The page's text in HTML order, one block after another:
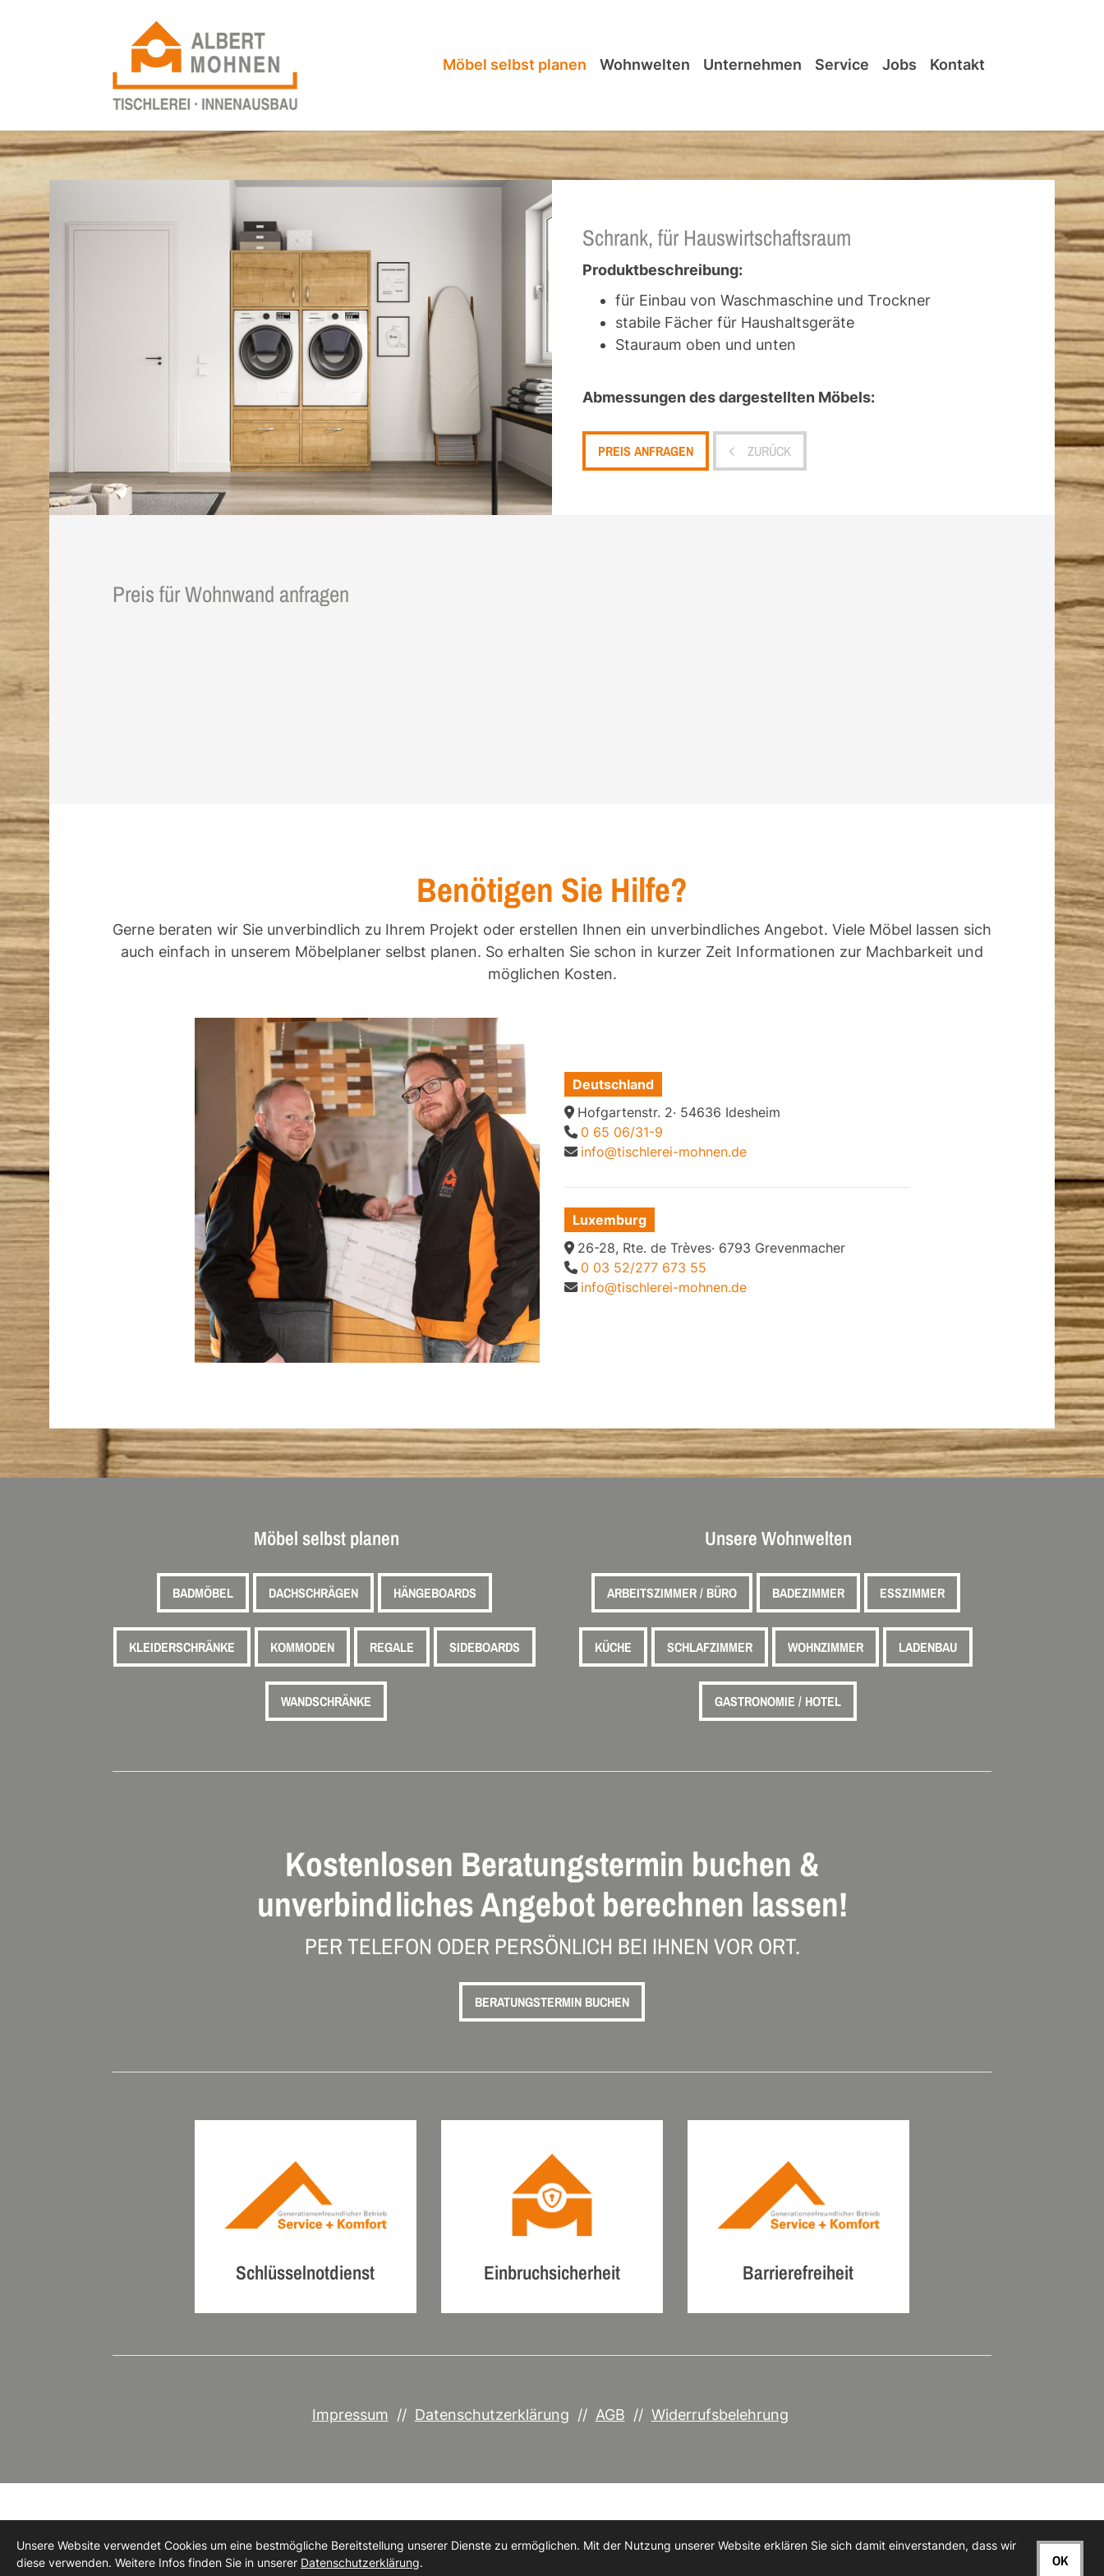
Möbel selbst planen Wohnwelten Unternehmen Service Jobs Kontakt
Schrank, für Hauswirtschaftsraum
Produktbeschreibung:
für Einbau von Waschmaschine und Trockner
stabile Fächer für Haushaltsgeräte
Stauraum oben und unten
Abmessungen des dargestellten Möbels:
PREIS ANFRAGEN ZURÜCK
Preis für Wohnwand anfragen
Benötigen Sie Hilfe?
Gerne beraten wir Sie unverbindlich zu Ihrem Projekt oder erstellen Ihnen ein unverbindliches Angebot. Viele Möbel lassen sich
auch einfach in unserem Möbelplaner selbst planen. So erhalten Sie schon in kurzer Zeit Informationen zur Machbarkeit und
möglichen Kosten.
Deutschland
Hofgartenstr. 2· 54636 Idesheim
0 65 06/31-9
info@tischlerei-mohnen.de
Luxemburg
26-28, Rte. de Trèves· 6793 Grevenmacher
0 03 52/277 673 55
info@tischlerei-mohnen.de
Möbel selbst planen
BADMÖBEL DACHSCHRÄGEN HÄNGEBOARDS
KLEIDERSCHRÄNKE KOMMODEN REGALE SIDEBOARDS
WANDSCHRÄNKE
Unsere Wohnwelten
ARBEITSZIMMER / BÜRO BADEZIMMER ESSZIMMER
KÜCHE SCHLAFZIMMER WOHNZIMMER LADENBAU
GASTRONOMIE / HOTEL
Kostenlosen Beratungstermin buchen &
unverbindliches Angebot berechnen lassen!
PER TELEFON ODER PERSÖNLICH BEI IHNEN VOR ORT.
BERATUNGSTERMIN BUCHEN
Schlüsselnotdienst Einbruchsicherheit Barrierefreiheit
Impressum // Datenschutzerklärung // AGB // Widerrufsbelehrung
© 2026 Tischlerei Albert Mohnen OHG
OK
Unsere Website verwendet Cookies um eine bestmögliche Bereitstellung unserer Dienste zu ermöglichen. Mit der Nutzung unserer Website erklären Sie sich damit einverstanden, dass wir
diese verwenden. Weitere Infos finden Sie in unserer Datenschutzerklärung.